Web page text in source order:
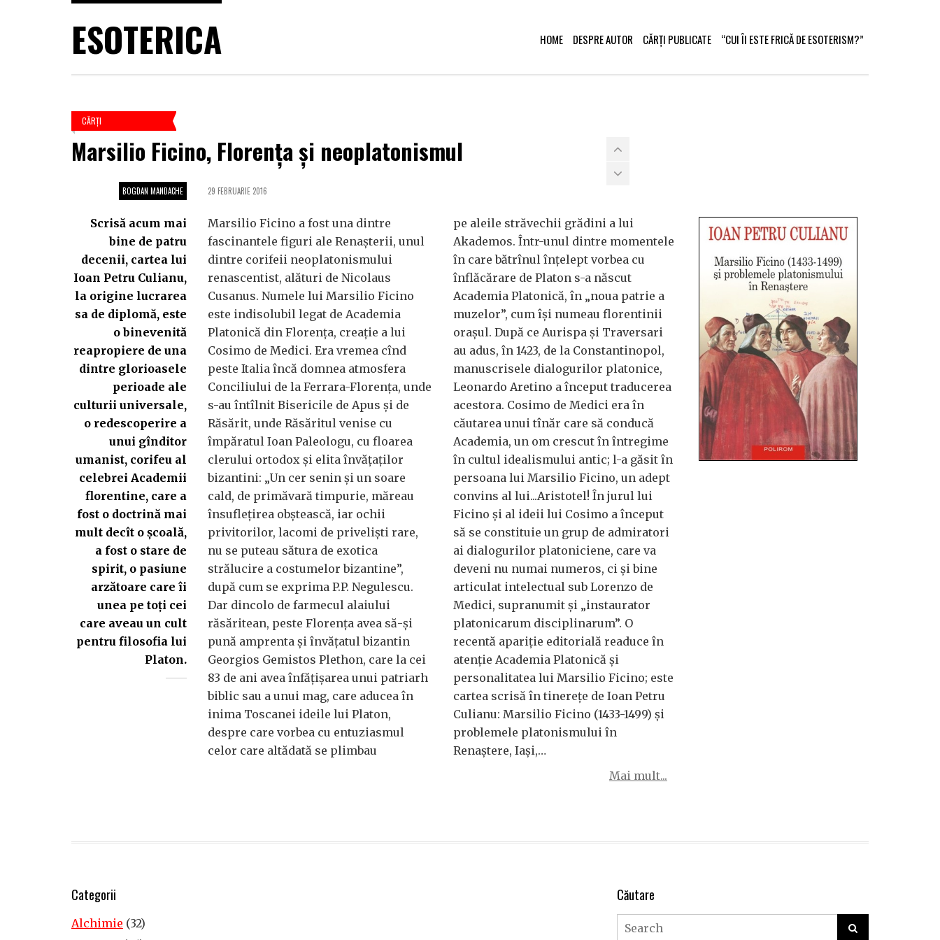
ESOTERICA HOME DESPRE AUTOR CĂRȚI PUBLICATE “CUI ÎI ESTE FRICĂ DE ESOTERISM?”
CĂRŢI
Marsilio Ficino, Florenţa şi neoplatonismul
BOGDAN MANDACHE
Scrisă acum mai
bine de patru
decenii, cartea lui
Ioan Petru Culianu,
la origine lucrarea
sa de diplomă, este
o binevenită
reapropiere de una
dintre glorioasele
perioade ale
culturii universale,
o redescoperire a
unui gînditor
umanist, corifeu al
celebrei Academii
florentine, care a
fost o doctrină mai
mult decît o şcoală,
a fost o stare de
spirit, o pasiune
arzătoare care îi
unea pe toţi cei
care aveau un cult
pentru filosofia lui
Platon.
29 FEBRUARIE 2016
Marsilio Ficino a fost una dintre
fascinantele figuri ale Renaşterii, unul
dintre corifeii neoplatonismului
renascentist, alături de Nicolaus
Cusanus. Numele lui Marsilio Ficino
este indisolubil legat de Academia
Platonică din Florenţa, creaţie a lui
Cosimo de Medici. Era vremea cînd
peste Italia încă domnea atmosfera
Conciliului de la Ferrara-Florenţa, unde
s-au întîlnit Bisericile de Apus şi de
Răsărit, unde Răsăritul venise cu
împăratul Ioan Paleologu, cu floarea
clerului ortodox şi elita învăţaţilor
bizantini: „Un cer senin şi un soare
cald, de primăvară timpurie, măreau
însufleţirea obştească, iar ochii
privitorilor, lacomi de privelişti rare,
nu se puteau sătura de exotica
strălucire a costumelor bizantine”,
după cum se exprima P.P. Negulescu.
Dar dincolo de farmecul alaiului
răsăritean, peste Florenţa avea să-şi
pună amprenta şi învăţatul bizantin
Georgios Gemistos Plethon, care la cei
83 de ani avea înfăţişarea unui patriarh
biblic sau a unui mag, care aducea în
inima Toscanei ideile lui Platon,
despre care vorbea cu entuziasmul
celor care altădată se plimbau
pe aleile străvechii grădini a lui
Akademos. Într-unul dintre momentele
în care bătrînul înţelept vorbea cu
înflăcărare de Platon s-a născut
Academia Platonică, în „noua patrie a
muzelor”, cum îşi numeau florentinii
oraşul. După ce Aurispa şi Traversari
au adus, în 1423, de la Constantinopol,
manuscrisele dialogurilor platonice,
Leonardo Aretino a început traducerea
acestora. Cosimo de Medici era în
căutarea unui tînăr care să conducă
Academia, un om crescut în întregime
în cultul idealismului antic; l-a găsit în
persoana lui Marsilio Ficino, un adept
convins al lui...Aristotel! În jurul lui
Ficino şi al ideii lui Cosimo a început
să se constituie un grup de admiratori
ai dialogurilor platoniciene, care va
deveni nu numai numeros, ci şi bine
articulat intelectual sub Lorenzo de
Medici, supranumit şi „instaurator
platonicarum disciplinarum”. O
recentă apariţie editorială readuce în
atenţie Academia Platonică şi
personalitatea lui Marsilio Ficino; este
cartea scrisă în tinereţe de Ioan Petru
Culianu: Marsilio Ficino (1433-1499) şi
problemele platonismului în
Renaştere, Iaşi,…
Mai mult...
Categorii
Alchimie (32)
Căutare